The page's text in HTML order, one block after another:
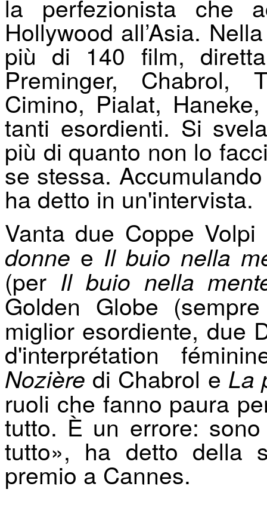
la perfezionista che
Hollywood all’Asia.
più di 140 film,
Preminger, Chabrol,
Cimino, Pialat,
tanti esordienti. Si
più di quanto non lo
se stessa.
ha detto in un'intervista.
Vanta due Coppe
donne e Il buio nella
(per Il buio nella
Golden Globe
miglior esordiente, due
d'interprétation
Nozière di Chabrol e La
ruoli che fanno paura
tutto. È un errore:
tutto», ha detto della
premio a Cannes.